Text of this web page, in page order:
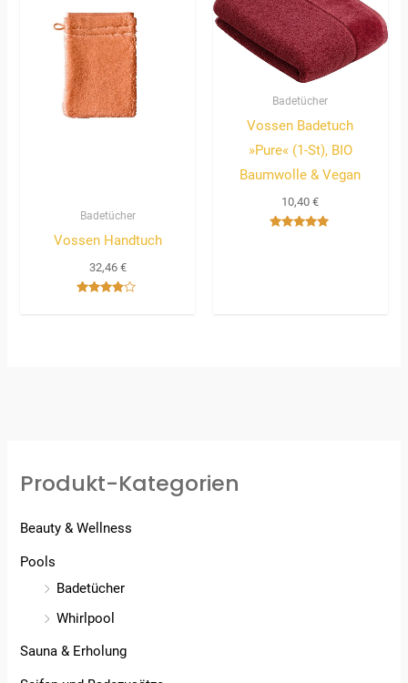
Badetücher
Vossen Handtuch
32,46 €
Badetücher
Vossen Badetuch
»Pure« (1-St), BIO
Baumwolle & Vegan
10,40€
Produkt-Kategorien
Beauty & Wellness
Pools
Badetücher
Whirlpool
Sauna & Erholung